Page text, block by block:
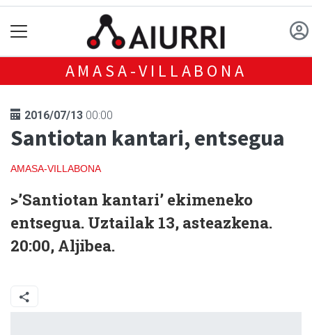
AMASA-VILLABONA
2016/07/13 00:00
Santiotan kantari, entsegua
AMASA-VILLABONA
>’Santiotan kantari’ ekimeneko
entsegua. Uztailak 13, asteazkena.
20:00, Aljibea.